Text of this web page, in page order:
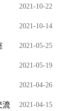
2021-10-22
2021-10-14
2021-05-25
2021-05-19
2021-04-26
流 2021-04-15